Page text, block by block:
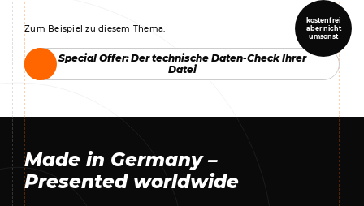
Zum Beispiel zu diesem Thema:
kostenfrei
aber nicht
umsonst
Special Offer: Der technische Daten-Check Ihrer
Datei
Special Offer: Der technische Daten-Check Ihrer
Datei
Made in Germany –
Presented worldwide